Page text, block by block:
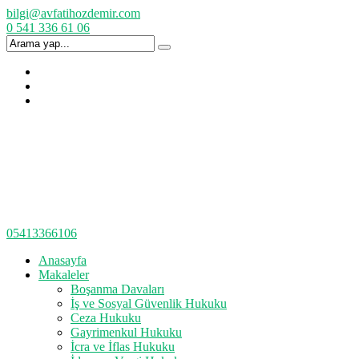
bilgi@avfatihozdemir.com
0 541 336 61 06
05413366106
Anasayfa
Makaleler
Boşanma Davaları
İş ve Sosyal Güvenlik Hukuku
Ceza Hukuku
Gayrimenkul Hukuku
İcra ve İflas Hukuku